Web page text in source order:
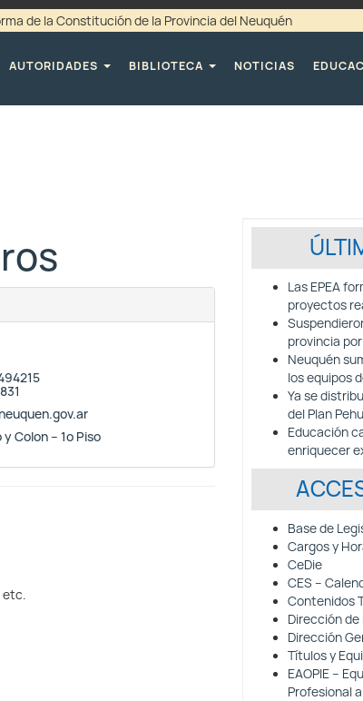
de la Constitución de la Provincia del Neuquén
AUTORIDADES
BIBLIOTECA NOTICIAS
Colon – 1º Piso
etc.
Las EPEA
proyectos
provincia
Neuquén
los equipos
Ya se
del Plan
Educación
enriquecer
Base de
Cargos y
CeDie
CES –
Contenidos
Dirección
Dirección
Títulos y
EAOPIE –
Profesional